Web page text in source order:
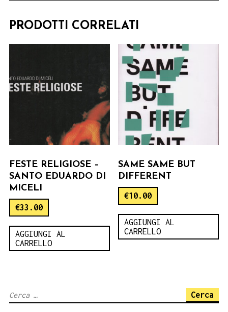
PRODOTTI CORRELATI
FESTE RELIGIOSE –
SANTO EDUARDO DI
MICELI
€33.00
AGGIUNGI AL
CARRELLO
SAME SAME BUT
DIFFERENT
€10.00
AGGIUNGI AL
CARRELLO
Ricerca